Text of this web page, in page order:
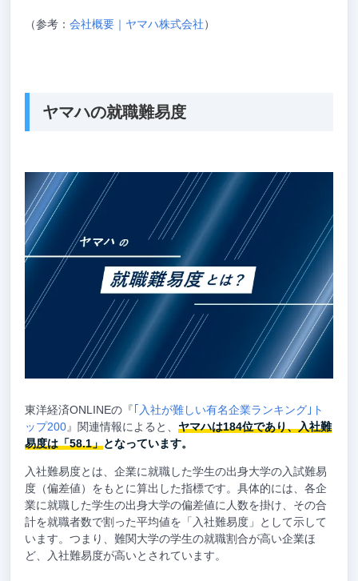
（参考： 会社概要｜ヤマハ株式会社）
ヤマハの就職難易度
東洋経済ONLINEの『 ｢入社が難しい有名企業ランキング｣ト
ップ200』関連情報によると、 ヤマハは184位であり、入社難
易度は「58.1」となっています。
入社難易度とは、企業に就職した学生の出身大学の入試難易
度（偏差値）をもとに算出した指標です。具体的には、各企
業に就職した学生の出身大学の偏差値に人数を掛け、その合
計を就職者数で割った平均値を「入社難易度」として示して
います。つまり、難関大学の学生の就職割合が高い企業ほ
ど、入社難易度が高いとされています。